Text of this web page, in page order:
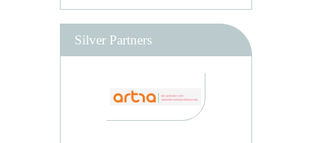
Silver Partners